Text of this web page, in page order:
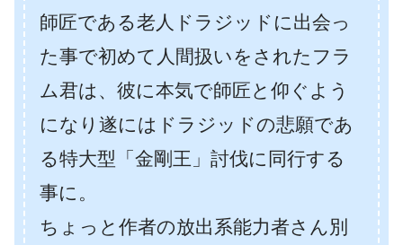
師匠である老人ドラジッドに出会っ
た事で初めて人間扱いをされたフラ
ム君は、彼に本気で師匠と仰ぐよう
になり遂にはドラジッドの悲願であ
る特大型「金剛王」討伐に同行する
事に。
ちょっと作者の放出系能力者さん別